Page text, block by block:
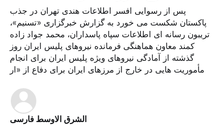
پس از رسوایی افسر اطلاعات هندی تهران در جذب
پاکستان شکست می خورد به گزارش خبرگزاری «تسنیم»،
تریبون رسانه ای اطلاعات سپاه پاسداران، محمد جواد زاده
کمند معاون هماهنگی فرمانده نیروهای پلیس ایران روز
گذشته از آمادگی نیروهای ویژه پلیس ایران برای انجام
مأموریت هایی در خارج از مرزهای ایران برای دفاع از «ار
الشرق الاوسط فارسی